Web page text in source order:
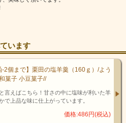
います
-2個まで】栗田の塩羊羹（160ｇ）/よう
菓子 小豆菓子//
言えばこちら！甘さの中に塩味が利いた羊
で上品な味に仕上がっています。
価格:486円(税込)